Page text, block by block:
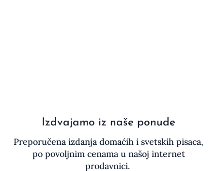
Izdvajamo iz naše ponude
Preporučena izdanja domaćih i svetskih pisaca,
po povoljnim cenama u našoj internet
prodavnici.